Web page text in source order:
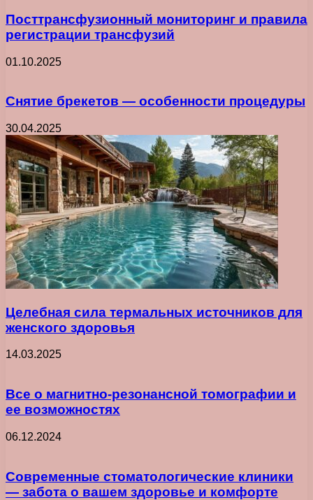
Посттрансфузионный мониторинг и правила
регистрации трансфузий
01.10.2025
Снятие брекетов — особенности процедуры
30.04.2025
Целебная сила термальных источников для
женского здоровья
14.03.2025
Все о магнитно-резонансной томографии и
ее возможностях
06.12.2024
Современные стоматологические клиники
— забота о вашем здоровье и комфорте